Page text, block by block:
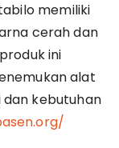
memiliki
cerah dan
ini
alat
dan kebutuhan